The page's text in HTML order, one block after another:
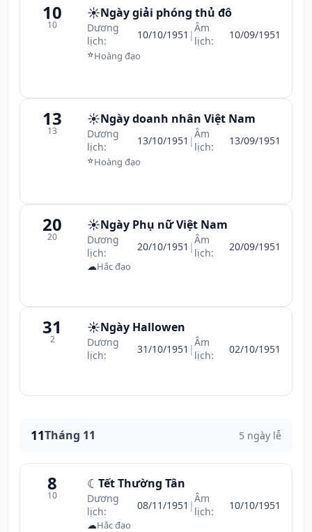
10
10
☀️Ngày giải phóng thủ đô
Dương
lịch:
10/10/1951 |Âm
lịch:
10/09/1951
⭐Hoàng đạo
13
13
☀️Ngày doanh nhân Việt Nam
Dương
lịch:
13/10/1951 |Âm
lịch:
13/09/1951
⭐Hoàng đạo
20
20
☀️Ngày Phụ nữ Việt Nam
Dương
lịch:
20/10/1951 |Âm
lịch:
20/09/1951
☁Hắc đạo
31
2
☀️Ngày Hallowen
Dương
lịch:
31/10/1951 |Âm
lịch:
02/10/1951
11Tháng 11 5 ngày lễ
8
10
☾ Tết Thường Tân
Dương
lịch:
08/11/1951 |Âm
lịch:
10/10/1951
☁Hắc đạo